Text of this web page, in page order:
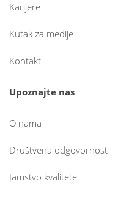
Karijere
Kutak za medije
Kontakt
Upoznajte nas
O nama
Društvena odgovornost
Jamstvo kvalitete